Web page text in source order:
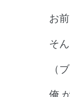
お
そ
（
俺